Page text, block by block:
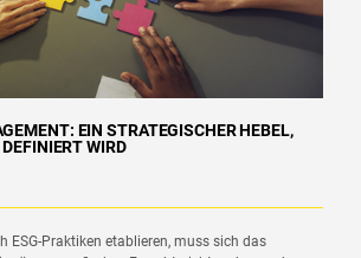
EIN STRATEGISCHER HEBEL,
WIRD
ESG-Praktiken etablieren, muss sich das